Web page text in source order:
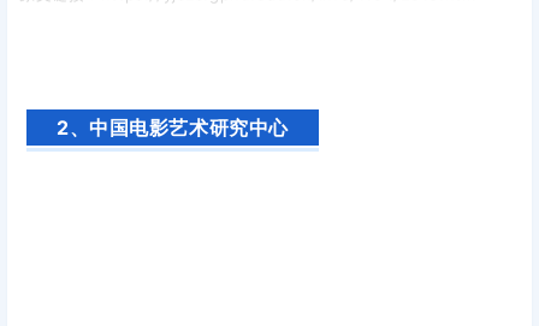
2、中国电影艺术研究中心